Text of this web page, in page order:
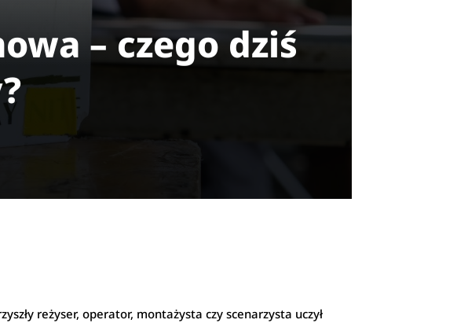
– czego dziś
reżyser, operator, montażysta czy scenarzysta uczył